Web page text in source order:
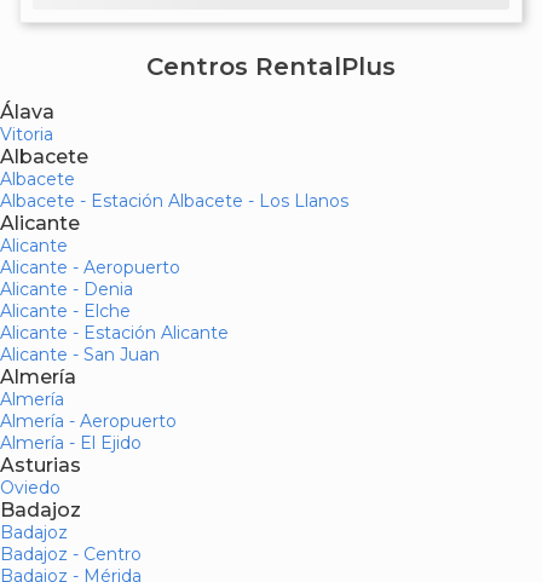
Centros RentalPlus
Álava
Vitoria
Albacete
Albacete
Albacete - Estación Albacete - Los Llanos
Alicante
Alicante
Alicante - Aeropuerto
Alicante - Denia
Alicante - Elche
Alicante - Estación Alicante
Alicante - San Juan
Almería
Almería
Almería - Aeropuerto
Almería - El Ejido
Asturias
Oviedo
Badajoz
Badajoz
Badajoz - Centro
Badajoz - Mérida